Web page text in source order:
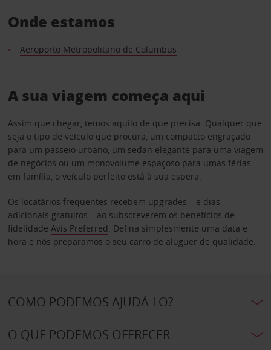
Onde estamos
Aeroporto Metropolitano de Columbus
A sua viagem começa aqui
Assim que chegar, temos aquilo de que precisa. Qualquer que
seja o tipo de veículo que procura, um compacto engraçado
para um passeio urbano, um sedan elegante para uma viagem
de negócios ou um monovolume espaçoso para umas férias
em família, o veículo perfeito está à sua espera.
Os locatários frequentes recebem upgrades – e dias
adicionais gratuitos – ao subscreverem os benefícios de
fidelidade Avis Preferred. Defina simplesmente uma data e
hora e nós preparamos o seu carro de aluguer de qualidade.
COMO PODEMOS AJUDÁ-LO?
O QUE PODEMOS OFERECER